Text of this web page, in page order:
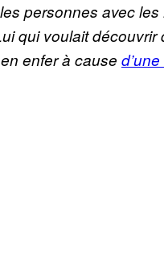
personnes avec les
qui voulait découvrir
enfer à cause